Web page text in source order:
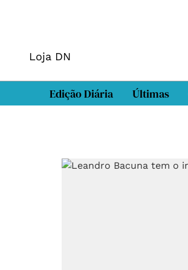
Loja DN
Edição Diária Últimas